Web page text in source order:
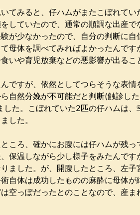
てみると、仔ハムがまたこぼれて
していたので、通常の順調な出産
が少なかったので、自分の判断に
母体を調べてみればよかったんで
いや育児放棄などの悪影響が出るこ
ですが、依然としてつらそうな表
自然分娩が不可能だと判断(触診し
した。こぼれていた2匹の仔ハムは
した。
ころ、確かにお腹には仔ハムが残
保温しながら少し様子をみたんで
ました。が、開腹したところ、左
自体は成功したものの麻酔に母体
空っぽだったとのことなので、産